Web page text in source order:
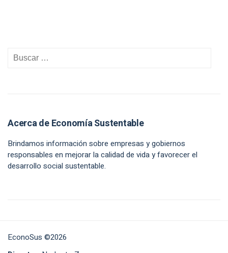
Acerca de Economía Sustentable
Brindamos información sobre empresas y gobiernos
responsables en mejorar la calidad de vida y favorecer el
desarrollo social sustentable.
EconoSus ©2026